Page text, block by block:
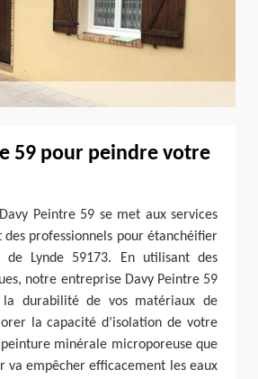
59 pour peindre votre
Peintre 59 se met aux services
professionnels pour étanchéifier
de Lynde 59173. En utilisant des
notre entreprise Davy Peintre 59
durabilité de vos matériaux de
la capacité d’isolation de votre
minérale microporeuse que
va empêcher efficacement les eaux